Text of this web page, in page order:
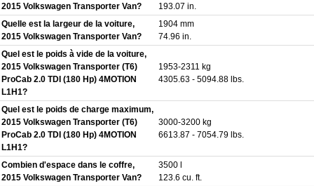
2015 Volkswagen Transporter Van?
193.07 in.
Quelle est la largeur de la voiture,
2015 Volkswagen Transporter Van?
1904 mm
74.96 in.
Quel est le poids à vide de la voiture,
2015 Volkswagen Transporter (T6)
ProCab 2.0 TDI (180 Hp) 4MOTION
L1H1?
1953-2311 kg
4305.63 - 5094.88 lbs.
Quel est le poids de charge maximum,
2015 Volkswagen Transporter (T6)
ProCab 2.0 TDI (180 Hp) 4MOTION
L1H1?
3000-3200 kg
6613.87 - 7054.79 lbs.
Combien d'espace dans le coffre,
2015 Volkswagen Transporter Van?
3500 l
123.6 cu. ft.